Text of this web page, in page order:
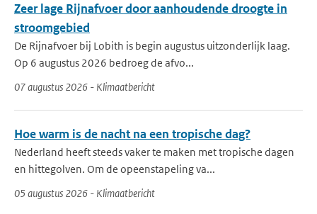
Zeer lage Rijnafvoer door aanhoudende droogte in
stroomgebied
De Rijnafvoer bij Lobith is begin augustus uitzonderlijk laag.
Op 6 augustus 2026 bedroeg de afvo...
07 augustus 2026 - Klimaatbericht
Hoe warm is de nacht na een tropische dag?
Nederland heeft steeds vaker te maken met tropische dagen
en hittegolven. Om de opeenstapeling va...
05 augustus 2026 - Klimaatbericht